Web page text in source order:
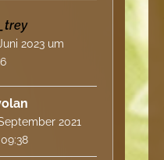
2023 um
2021